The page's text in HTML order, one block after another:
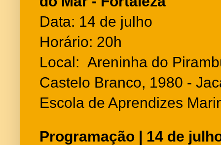
Data: 14 de julho
Horário: 20h
Local: Areninha do
Castelo Branco, 1980 -
Escola de Aprendizes
Programação | 14 de